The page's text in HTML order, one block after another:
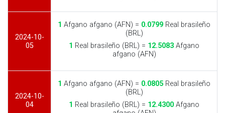
2024-10-
05
1 Afgano afgano (AFN) = 0.0799 Real brasileño
(BRL)
1 Real brasileño (BRL) = 12.5083 Afgano
afgano (AFN)
2024-10-
04
1 Afgano afgano (AFN) = 0.0805 Real brasileño
(BRL)
1 Real brasileño (BRL) = 12.4300 Afgano